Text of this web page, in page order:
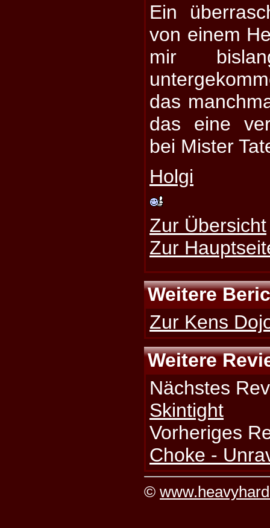
Ein
von einem
mir
das
das eine
bei Mister
Holgi
Zur Übersicht
Zur
Weitere
Zur Kens
Weitere
Nächstes
Skintight
Vorheriges
Choke -
©